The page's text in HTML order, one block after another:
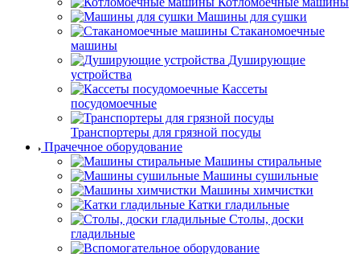
Машины для сушки
Стаканомоечные
машины
Душирующие
устройства
Кассеты
посудомоечные
Транспортеры для грязной посуды
Прачечное оборудование
Машины стиральные
Машины сушильные
Машины химчистки
Катки гладильные
Столы, доски
гладильные